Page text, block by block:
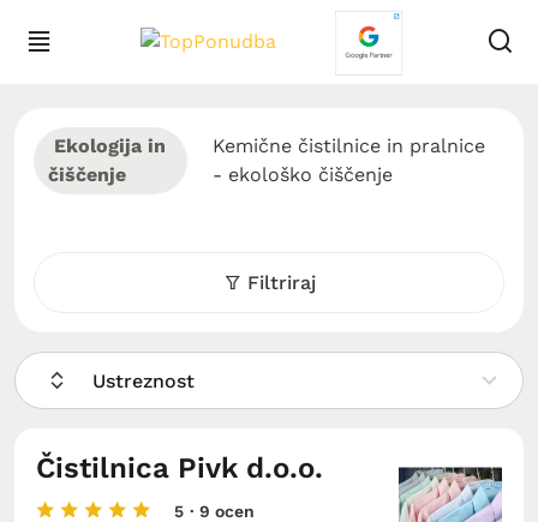
Ekologija in
čiščenje
Kemične čistilnice in pralnice
- ekološko čiščenje
Filtriraj
Ustreznost
Čistilnica Pivk d.o.o.
5 · 9 ocen